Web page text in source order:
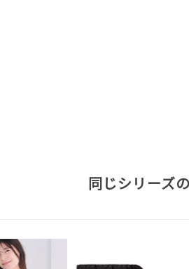
同じシリーズ